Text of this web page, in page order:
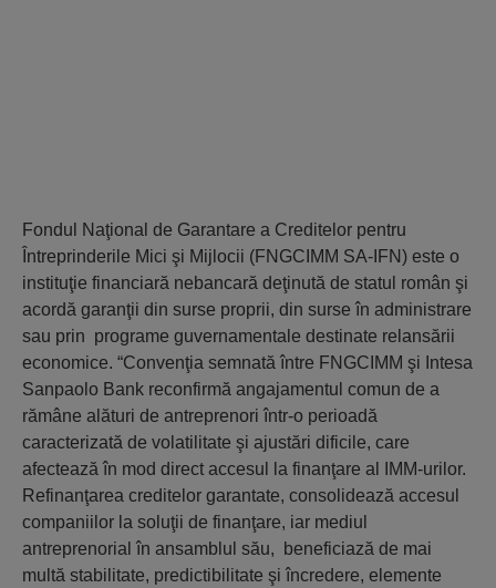
Fondul Naţional de Garantare a Creditelor pentru
Întreprinderile Mici şi Mijlocii (FNGCIMM SA-IFN) este o
instituţie financiară nebancară deţinută de statul român şi
acordă garanţii din surse proprii, din surse în administrare
sau prin programe guvernamentale destinate relansării
economice. “Convenţia semnată între FNGCIMM şi Intesa
Sanpaolo Bank reconfirmă angajamentul comun de a
rămâne alături de antreprenori într-o perioadă
caracterizată de volatilitate şi ajustări dificile, care
afectează în mod direct accesul la finanţare al IMM-urilor.
Refinanţarea creditelor garantate, consolidează accesul
companiilor la soluţii de finanţare, iar mediul
antreprenorial în ansamblul său, beneficiază de mai
multă stabilitate, predictibilitate şi încredere, elemente